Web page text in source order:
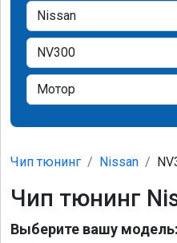
Чип тюнинг Nissan
Чип тюнинг
Выберите вашу модель: